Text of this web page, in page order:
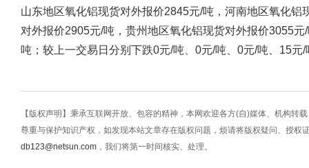
山东地区氧化铝现货对外报价2845元/吨，河南地区氧化
对外报价2905元/吨，贵州地区氧化铝现货对外报价3055
吨；较上一交易日分别下跌0元/吨、0元/吨、0元/吨、15元
【版权声明】秉承互联网开放、包容的精神，本网欢迎各方(自)媒体、机构转
尊重与保护知识产权，如发现本站文章存在版权问题，烦请将版权疑问、授权
db123@netsun.com ，我们将第一时间核实、处理。